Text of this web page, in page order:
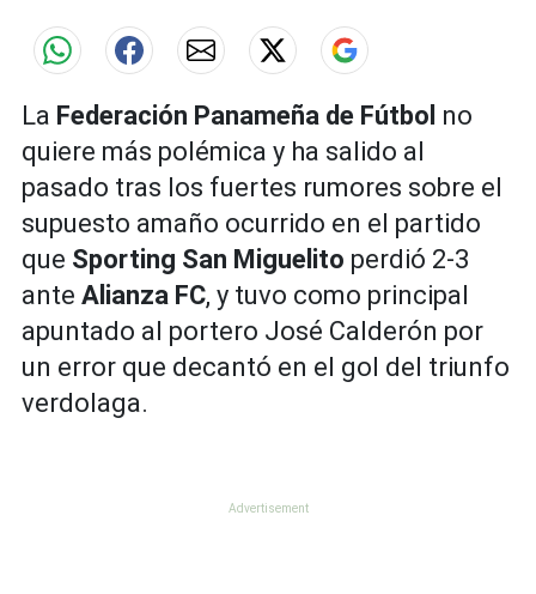
La Federación Panameña de Fútbol no
quiere más polémica y ha salido al
pasado tras los fuertes rumores sobre el
supuesto amaño ocurrido en el partido
que Sporting San Miguelito perdió 2-3
ante Alianza FC, y tuvo como principal
apuntado al portero José Calderón por
un error que decantó en el gol del triunfo
verdolaga.